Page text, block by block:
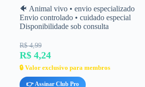
🐠 Animal vivo • envio especializado
Envio controlado • cuidado especial
Disponibilidade sob consulta
R$ 4,99
R$ 4,24
🔒 Valor exclusivo para membros
👉 Assinar Club Pro